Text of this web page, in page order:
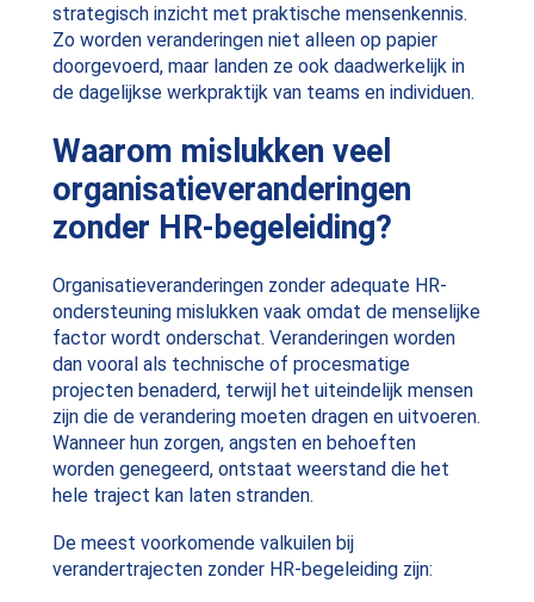
strategisch inzicht met praktische mensenkennis.
Zo worden veranderingen niet alleen op papier
doorgevoerd, maar landen ze ook daadwerkelijk in
de dagelijkse werkpraktijk van teams en individuen.
Waarom mislukken veel
organisatieveranderingen
zonder HR-begeleiding?
Organisatieveranderingen zonder adequate HR-
ondersteuning mislukken vaak omdat de menselijke
factor wordt onderschat. Veranderingen worden
dan vooral als technische of procesmatige
projecten benaderd, terwijl het uiteindelijk mensen
zijn die de verandering moeten dragen en uitvoeren.
Wanneer hun zorgen, angsten en behoeften
worden genegeerd, ontstaat weerstand die het
hele traject kan laten stranden.
De meest voorkomende valkuilen bij
verandertrajecten zonder HR-begeleiding zijn: